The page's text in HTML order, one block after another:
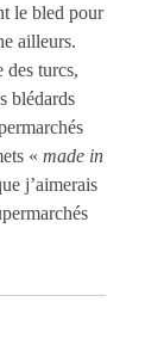
le bled pour
ailleurs.
des turcs,
blédards
« made in
j’aimerais